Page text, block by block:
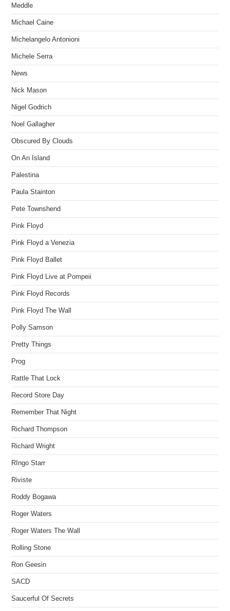
Meddle
Michael Caine
Michelangelo Antonioni
Michele Serra
News
Nick Mason
Nigel Godrich
Noel Gallagher
Obscured By Clouds
On An Island
Palestina
Paula Stainton
Pete Townshend
Pink Floyd
Pink Floyd a Venezia
Pink Floyd Ballet
Pink Floyd Live at Pompeii
Pink Floyd Records
Pink Floyd The Wall
Polly Samson
Pretty Things
Prog
Rattle That Lock
Record Store Day
Remember That Night
Richard Thompson
Richard Wright
RIngo Starr
Riviste
Roddy Bogawa
Roger Waters
Roger Waters The Wall
Rolling Stone
Ron Geesin
SACD
Saucerful Of Secrets